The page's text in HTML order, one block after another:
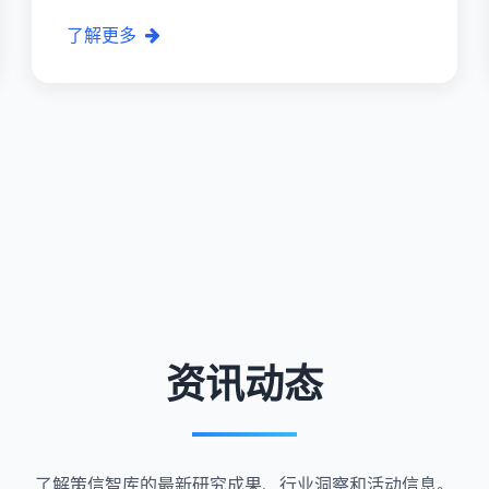
了解更多
资讯动态
了解策信智库的最新研究成果、行业洞察和活动信息。